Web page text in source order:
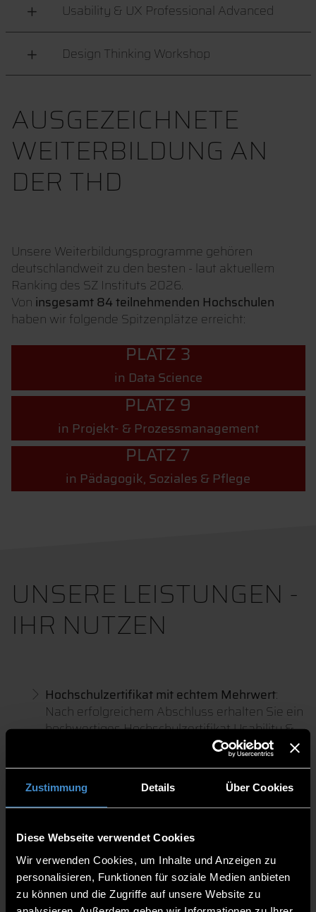
Zustimmung Details Über Cookies
Diese Webseite verwendet Cookies
Wir verwenden Cookies, um Inhalte und Anzeigen zu
personalisieren, Funktionen für soziale Medien anbieten
zu können und die Zugriffe auf unsere Website zu
Usability & UX Professional Advanced
Design Thinking Workshop
AUSGEZEICHNETE
WEITERBILDUNG AN
DER THD
Unsere Weiterbildungsprogramme gehören
deutschlandweit zu den besten - laut aktuellem
Ranking des SZ Instituts 2026.
Von insgesamt 84 teilnehmenden Hochschulen
haben wir folgende Spitzenplätze erreicht:
PLATZ 3
in Data Science
PLATZ 9
in Projekt- & Prozessmanagement
PLATZ 7
in Pädagogik, Soziales & Pflege
UNSERE LEISTUNGEN -
IHR NUTZEN
Hochschulzertifikat mit echtem Mehrwert:
Nach erfolgreichem Abschluss erhalten Sie ein
hochwertiges Hochschulzertifikat Usability &
UX Professional Basic oder Advanced – ein
sichtbarer Qualifikationsnachweis für Ihren
Lebenslauf und Ihr berufliches Profil.
Lernen von echten Praktikern:
Unsere
Dozenten sind erfahrene Experten aus der
Praxis. Sie profitieren nicht nur von fundiertem
Wissen, sondern auch von konkreten
Einblicken, Beispielen und wertvollen Tipps
aus dem Berufsalltag. Natürlich sind
Vernetzungen möglich.